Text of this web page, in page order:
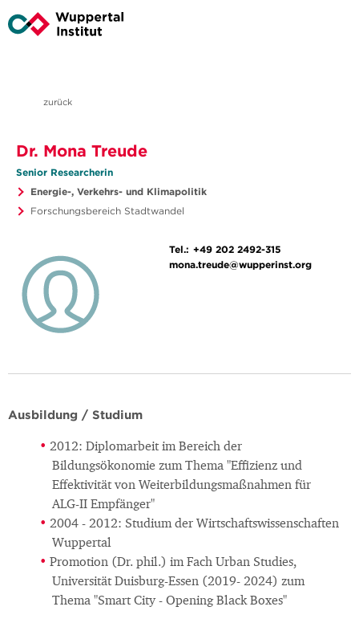
zurück
Dr. Mona Treude
Senior Researcherin
Energie-, Verkehrs- und Klimapolitik
Forschungsbereich Stadtwandel
Tel.: +49 202 2492-315
mona.treude@wupperinst.org
Ausbildung / Studium
2012: Diplomarbeit im Bereich der
Bildungsökonomie zum Thema "Effizienz und
Effektivität von Weiterbildungsmaßnahmen für
ALG-II Empfänger"
2004 - 2012: Studium der Wirtschaftswissenschaften
Wuppertal
Promotion (Dr. phil.) im Fach Urban Studies,
Universität Duisburg-Essen (2019- 2024) zum
Thema "Smart City - Opening Black Boxes"